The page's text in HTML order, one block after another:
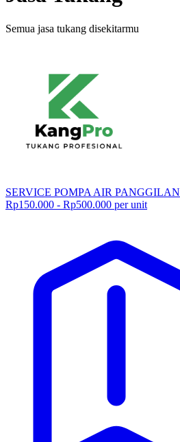
Semua jasa tukang disekitarmu
SERVICE POMPA AIR PANGGILAN
Rp150.000 - Rp500.000 per unit